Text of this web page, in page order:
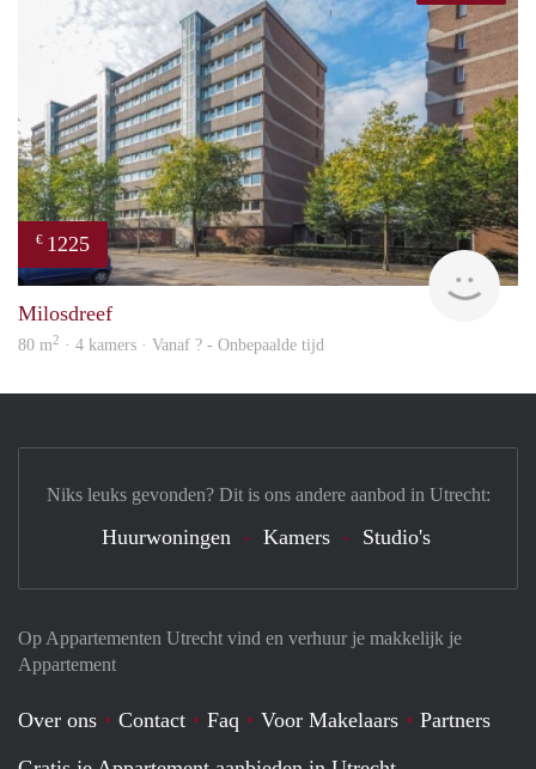
€ 1225
Milosdreef
80 m2 · 4 kamers · Vanaf ? - Onbepaalde tijd
Op Appartementen Utrecht vind en verhuur je makkelijk je
Appartement
Over ons Contact Faq Voor Makelaars
Partners
Niks leuks gevonden? Dit is ons andere aanbod in Utrecht:
Huurwoningen Kamers Studio's